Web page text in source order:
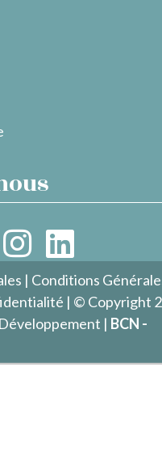
| Conditions
| © Copyright
| BCN -